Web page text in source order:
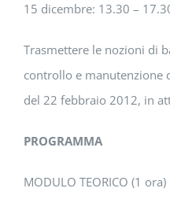
15 dicembre: 13.30 –
Trasmettere le nozioni di
controllo e manutenzione
del 22 febbraio 2012, in
PROGRAMMA
MODULO TEORICO (1 ora)